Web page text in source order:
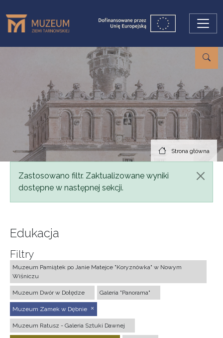
Strona główna
Komunikat
Zastosowano filtr. Zaktualizowane wyniki
dostępne w następnej sekcji.
Edukacja
Filtry
Muzeum Pamiątek po Janie Matejce "Koryznówka" w Nowym
Wiśniczu
Muzeum Dwór w Dołędze Galeria "Panorama"
Muzeum Zamek w Dębnie
Muzeum Ratusz - Galeria Sztuki Dawnej